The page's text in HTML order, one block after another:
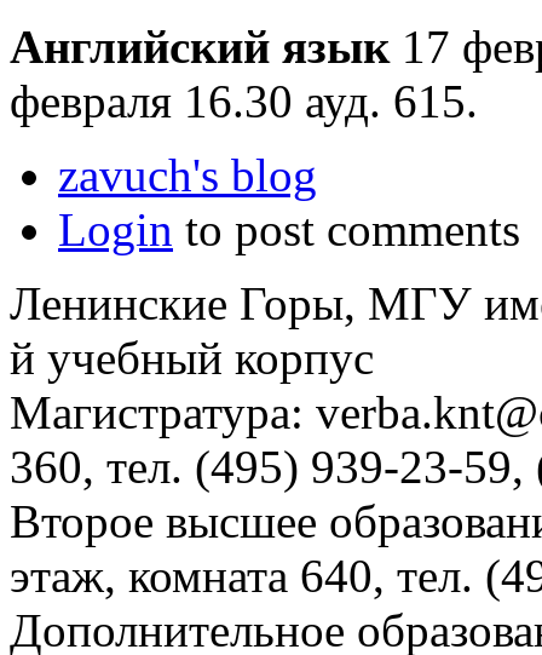
Английский язык 17
февраля 16.30 ауд. 615.
zavuch's blog
Login to post comments
Ленинские Горы, МГУ
й учебный корпус
Магистратура:
360, тел. (495) 939-23-
Второе высшее
этаж, комната 640, тел.
Дополнительное